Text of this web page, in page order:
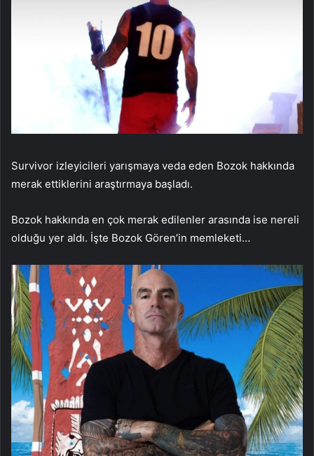
Survivor izleyicileri yarışmaya veda eden Bozok hakkında
merak ettiklerini araştırmaya başladı.
Bozok hakkında en çok merak edilenler arasında ise nereli
olduğu yer aldı. İşte Bozok Gören’in memleketi…